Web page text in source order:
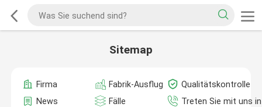
Sitemap
Firma Fabrik-Ausflug
Qualitätskontrolle
News
Fälle Treten Sie mit uns